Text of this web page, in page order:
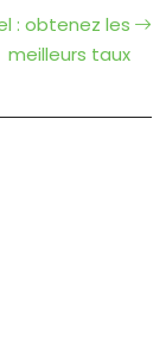
: obtenez les
meilleurs taux